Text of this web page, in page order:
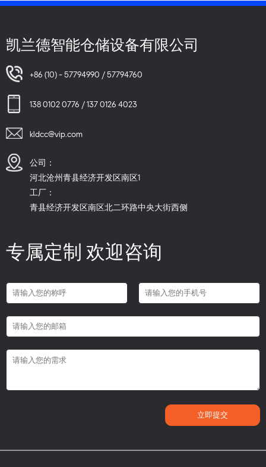
凯兰德智能仓储设备有限公司
+86 (10) - 57794990 / 57794760
138 0102 0776 / 137 0126 4023
kldcc@vip.com
公司：
河北沧州青县经济开发区南区1
工厂：
青县经济开发区南区北二环路中央大街西侧
专属定制 欢迎咨询